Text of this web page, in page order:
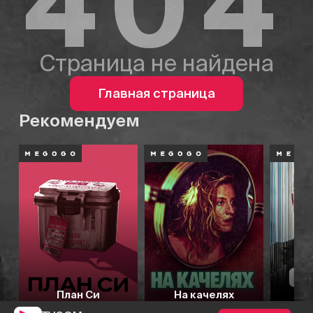
Страница не найдена
Главная страница
Рекомендуем
План Си На качелях